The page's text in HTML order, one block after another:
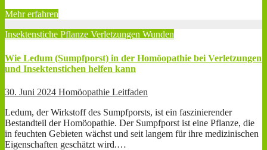
Mehr erfahren
Insektenstiche Pflanze Verletzungen Wunden
Wie Ledum (Sumpfporst) in der Homöopathie bei Verletzungen
und Insektenstichen helfen kann
30. Juni 2024 Homöopathie Leitfaden
Ledum, der Wirkstoff des Sumpfporsts, ist ein faszinierender
Bestandteil der Homöopathie. Der Sumpfporst ist eine Pflanze, die
in feuchten Gebieten wächst und seit langem für ihre medizinischen
Eigenschaften geschätzt wird.…